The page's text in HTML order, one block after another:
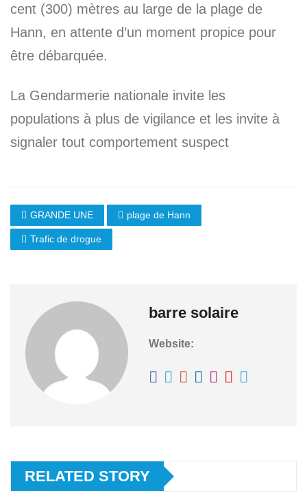
cent (300) mètres au large de la plage de
Hann, en attente d’un moment propice pour
être débarquée.
La Gendarmerie nationale invite les
populations à plus de vigilance et les invite à
signaler tout comportement suspect
GRANDE UNE plage de Hann
Trafic de drogue
barre solaire
Website:
RELATED STORY